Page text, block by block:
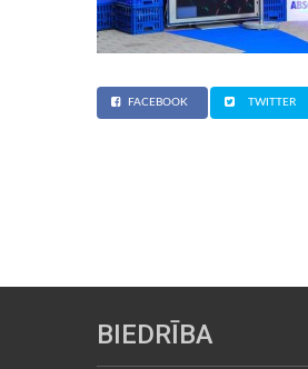
FACEBOOK TWITTER
BIEDRĪBA